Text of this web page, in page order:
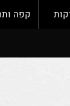
קפה ותה